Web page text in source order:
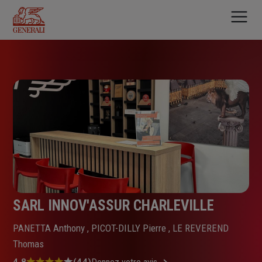
contenu
principal
SARL INNOV'ASSUR CHARLEVILLE
PANETTA Anthony , PICOT-DILLY Pierre , LE REVEREND
Thomas